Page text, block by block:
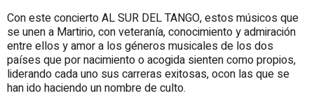
Con este concierto AL SUR DEL TANGO, estos músicos que
se unen a Martirio, con veteranía, conocimiento y admiración
entre ellos y amor a los géneros musicales de los dos
países que por nacimiento o acogida sienten como propios,
liderando cada uno sus carreras exitosas, ocon las que se
han ido haciendo un nombre de culto.